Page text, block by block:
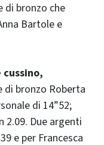
di bronzo che
Bartole e
di bronzo Roberta
di 14”52;
2.09. Due argenti
e per Francesca